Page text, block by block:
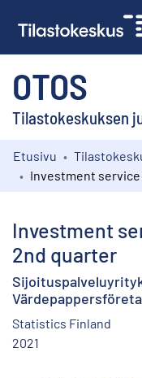
OTOS
Tilastokeskuksen
Kokoelmat
Etusivu
Investment
2nd quarter
Statistics Finland
2021